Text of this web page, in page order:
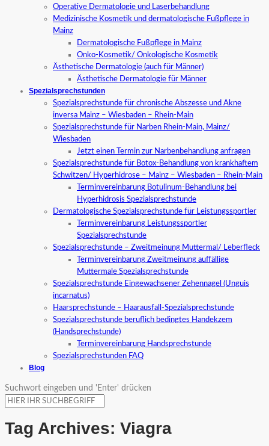
Operative Dermatologie und Laserbehandlung
Medizinische Kosmetik und dermatologische Fußpflege in
Mainz
Dermatologische Fußpflege in Mainz
Onko-Kosmetik/ Onkologische Kosmetik
Ästhetische Dermatologie (auch für Männer)
Ästhetische Dermatologie für Männer
Spezialsprechstunden
Spezialsprechstunde für chronische Abszesse und Akne
inversa Mainz – Wiesbaden – Rhein-Main
Spezialsprechstunde für Narben Rhein-Main, Mainz/
Wiesbaden
Jetzt einen Termin zur Narbenbehandlung anfragen
Spezialsprechstunde für Botox-Behandlung von krankhaftem
Schwitzen/ Hyperhidrose – Mainz – Wiesbaden – Rhein-Main
Terminvereinbarung Botulinum-Behandlung bei
Hyperhidrosis Spezialsprechstunde
Dermatologische Spezialsprechstunde für Leistungssportler
Terminvereinbarung Leistungssportler
Spezialsprechstunde
Spezialsprechstunde – Zweitmeinung Muttermal/ Leberfleck
Terminvereinbarung Zweitmeinung auffällige
Muttermale Spezialsprechstunde
Spezialsprechstunde Eingewachsener Zehennagel (Unguis
incarnatus)
Haarsprechstunde – Haarausfall-Spezialsprechstunde
Spezialsprechstunde beruflich bedingtes Handekzem
(Handsprechstunde)
Terminvereinbarung Handsprechstunde
Spezialsprechstunden FAQ
Blog
Suchwort eingeben und 'Enter' drücken
Tag Archives: Viagra